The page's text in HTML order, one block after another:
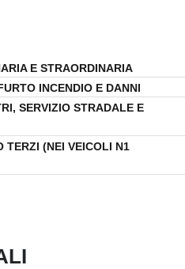
E STRAORDINARIA
INCENDIO E DANNI
SERVIZIO STRADALE E
TERZI (NEI VEICOLI N1